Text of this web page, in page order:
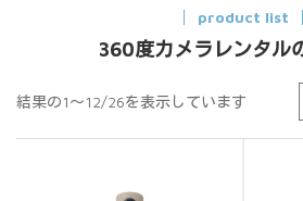
product list
360度カメラレンタル
結果の1～12/26を表示しています